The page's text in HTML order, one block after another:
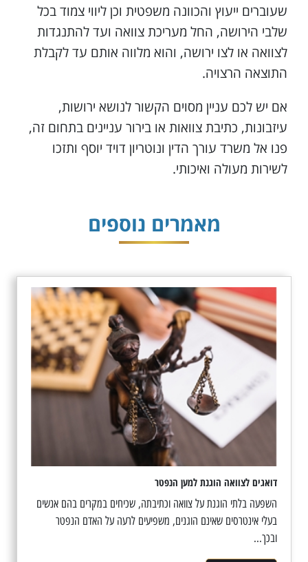
שעוברים ייעוץ והכוונה משפטית וכן ליווי צמוד בכל
שלבי הירושה, החל מעריכת צוואה ועד להתנגדות
לצוואה או לצו ירושה, והוא מלווה אותם עד לקבלת
התוצאה הרצויה.
אם יש לכם עניין מסוים הקשור לנושא ירושות,
עיזבונות, כתיבת צוואות או בירור עניינים בתחום זה,
פנו אל משרד עורך הדין ונוטריון דויד יוסף ותזכו
לשירות מעולה ואיכותי.
מאמרים נוספים
דואגים לצוואה הוגנת למען הנפטר
השפעה בלתי הוגנת על צוואה וכתיבתה, שכיחים במקרים בהם אנשים
בעלי אינטרסים שאינם הוגנים, משפיעים לרעה על האדם הנפטר
ובכך...